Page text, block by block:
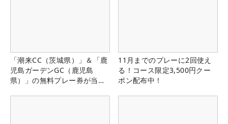
「潮来CC（茨城県）」＆「鹿
児島ガーデンGC（鹿児島
県）」の無料プレー券が当た
11月までのプレーに2回使え
る！コース限定3,500円クー
ポン配布中！